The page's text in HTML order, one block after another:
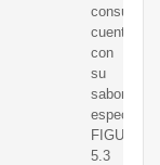
cuentan
con
su
sabor
específico.
FIGURA
5.3